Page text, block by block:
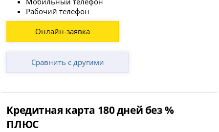
Рабочий телефон
Онлайн-заявка
Сравнить с другими
Кредитная карта 180 дней без %
ПЛЮС